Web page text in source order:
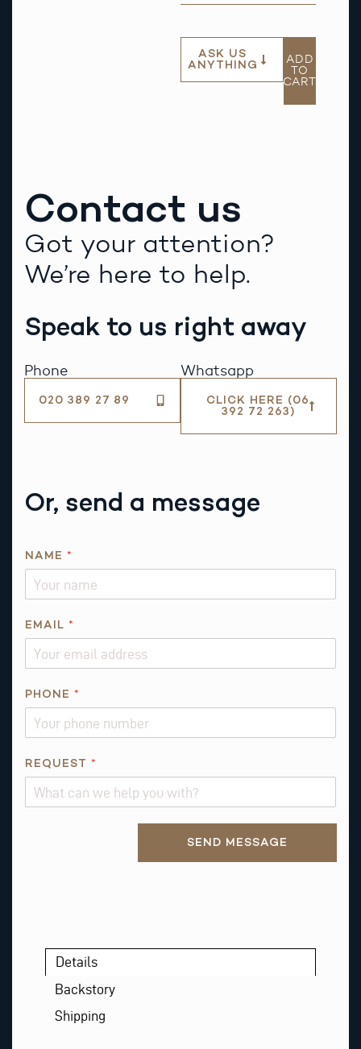
ASK US
ANYTHING
ADD
TO
CART
Contact us
Got your attention?
We’re here to help.
Speak to us right away
Phone
020 389 27 89
Whatsapp
CLICK HERE (06
392 72 263)
Or, send a message
H
E
E
E
Q
U
NAME *
EMAIL *
PHONE *
REQUEST *
SEND MESSAGE
Details
Backstory
Shipping